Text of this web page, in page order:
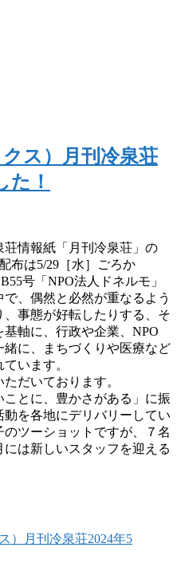
ス）月刊冷泉荘
た！
情報紙「月刊冷泉荘」の
布は5/29［水］ごろか
号「NPO法人ドネルモ」
、偶然と必然が重なるよう
事態が好転したりする、そ
軸に、行政や企業、NPO
に、まちづくりや医療など
います。
だいております。
ことに、豊かさがある」に振
を各地にデリバリーしてい
ツーショットですが、７名
は新しいスタッフを迎える